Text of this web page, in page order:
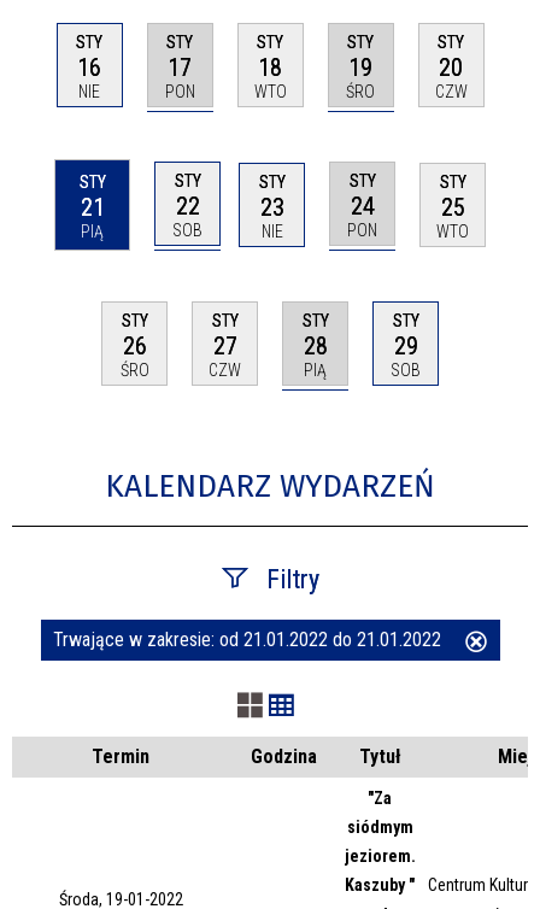
STY
16
NIE
STY
17
PON
STY
18
WTO
STY
19
ŚRO
STY
20
CZW
STY
21
PIĄ
STY
22
SOB
STY
23
NIE
STY
24
PON
STY
25
WTO
STY
26
ŚRO
STY
27
CZW
STY
28
PIĄ
STY
29
SOB
KALENDARZ WYDARZEŃ
Filtry
Szukana fraza
Kategoria
Trwające w zakresie: od 21.01.2022 do 21.01.2022
Termin Godzina Tytuł
Środa, 19-01-2022
"Za
siódmym
jeziorem.
Kaszuby "
Centrum Kultury